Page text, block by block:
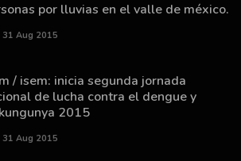
por lluvias en el valle de méxico.
31 Aug 2015
/ isem: inicia segunda jornada
de lucha contra el dengue y
2015
31 Aug 2015